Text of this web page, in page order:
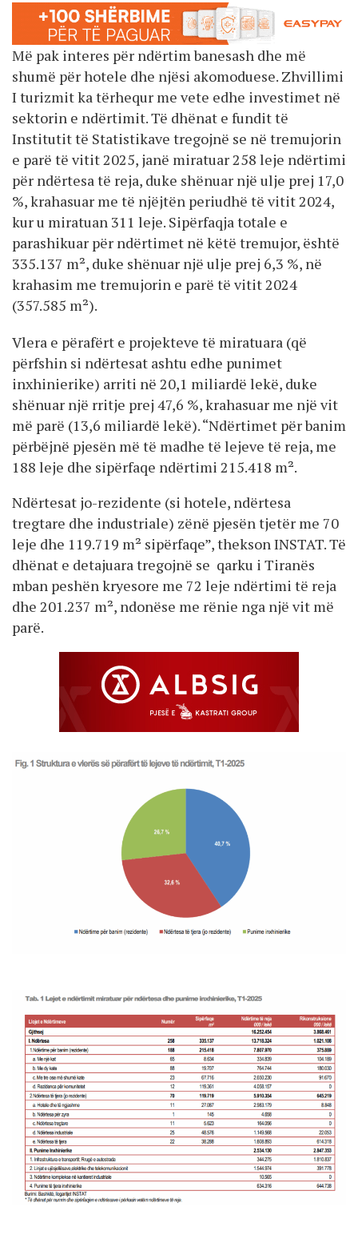
Më pak interes për ndërtim banesash dhe më
shumë për hotele dhe njësi akomoduese. Zhvillimi
I turizmit ka tërhequr me vete edhe investimet në
sektorin e ndërtimit. Të dhënat e fundit të
Institutit të Statistikave tregojnë se në tremujorin
e parë të vitit 2025, janë miratuar 258 leje ndërtimi
për ndërtesa të reja, duke shënuar një ulje prej 17,0
%, krahasuar me të njëjtën periudhë të vitit 2024,
kur u miratuan 311 leje. Sipërfaqja totale e
parashikuar për ndërtimet në këtë tremujor, është
335.137 m², duke shënuar një ulje prej 6,3 %, në
krahasim me tremujorin e parë të vitit 2024
(357.585 m²).
Vlera e përafërt e projekteve të miratuara (që
përfshin si ndërtesat ashtu edhe punimet
inxhinierike) arriti në 20,1 miliardë lekë, duke
shënuar një rritje prej 47,6 %, krahasuar me një vit
më parë (13,6 miliardë lekë). “Ndërtimet për banim
përbëjnë pjesën më të madhe të lejeve të reja, me
188 leje dhe sipërfaqe ndërtimi 215.418 m².
Ndërtesat jo-rezidente (si hotele, ndërtesa
tregtare dhe industriale) zënë pjesën tjetër me 70
leje dhe 119.719 m² sipërfaqe”, thekson INSTAT. Të
dhënat e detajuara tregojnë se qarku i Tiranës
mban peshën kryesore me 72 leje ndërtimi të reja
dhe 201.237 m², ndonëse me rënie nga një vit më
parë.